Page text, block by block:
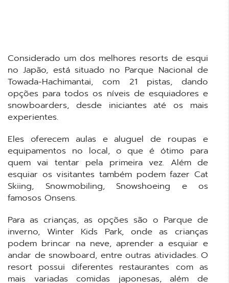
Considerado um dos melhores resorts de esqui
no Japão, está situado no Parque Nacional de
Towada-Hachimantai, com 21 pistas, dando
opções para todos os níveis de esquiadores e
snowboarders, desde iniciantes até os mais
experientes.
Eles oferecem aulas e aluguel de roupas e
equipamentos no local, o que é ótimo para
quem vai tentar pela primeira vez. Além de
esquiar os visitantes também podem fazer Cat
Skiing, Snowmobiling, Snowshoeing e os
famosos Onsens.
Para as crianças, as opções são o Parque de
inverno, Winter Kids Park, onde as crianças
podem brincar na neve, aprender a esquiar e
andar de snowboard, entre outras atividades. O
resort possui diferentes restaurantes com as
mais variadas comidas japonesas, além de